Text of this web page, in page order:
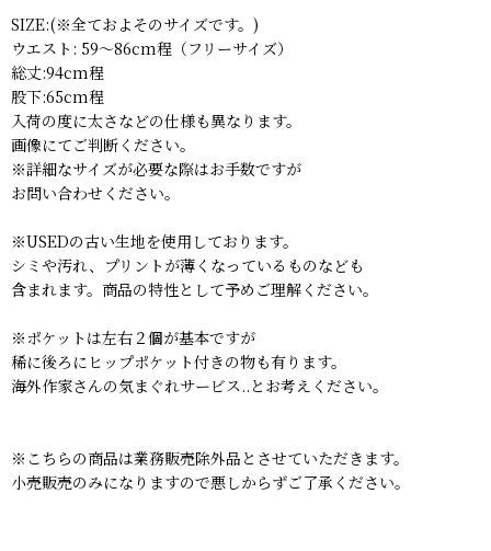
SIZE:(※全ておよそのサイズです。)
ウエスト: 59〜86cm程（フリーサイズ）
総丈:94cm程
股下:65cm程
入荷の度に太さなどの仕様も異なります。
画像にてご判断ください。
※詳細なサイズが必要な際はお手数ですが
お問い合わせください。
※USEDの古い生地を使用しております。
シミや汚れ、プリントが薄くなっているものなども
含まれます。商品の特性として予めご理解ください。
※ポケットは左右２個が基本ですが
稀に後ろにヒップポケット付きの物も有ります。
海外作家さんの気まぐれサービス..とお考えください。
※こちらの商品は業務販売除外品とさせていただきます。
小売販売のみになりますので悪しからずご了承ください。